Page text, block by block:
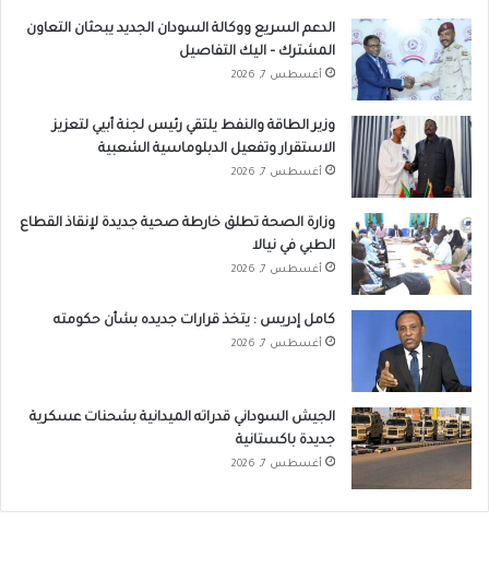
الدعم السريع ووكالة السودان الجديد يبحثان التعاون
المشترك – اليك التفاصيل
أغسطس 7, 2026
وزير الطاقة والنفط يلتقي رئيس لجنة أبيي لتعزيز
الاستقرار وتفعيل الدبلوماسية الشعبية
أغسطس 7, 2026
وزارة الصحة تطلق خارطة صحية جديدة لإنقاذ القطاع
الطبي في نيالا
أغسطس 7, 2026
كامل إدريس : يتخذ قرارات جديده بشأن حكومته
أغسطس 7, 2026
الجيش السوداني قدراته الميدانية بشحنات عسكرية
جديدة باكستانية
أغسطس 7, 2026